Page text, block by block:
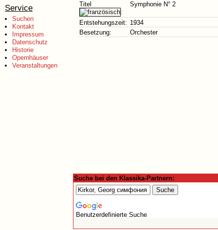
Service
Suchen
Kontakt
Impressum
Datenschutz
Historie
Opernhäuser
Veranstaltungen
Titel
:
Symphonie N° 2
Entstehungszeit: 1934
Besetzung:
Orchester
Suche bei den Klassika-Partnern:
Benutzerdefinierte Suche